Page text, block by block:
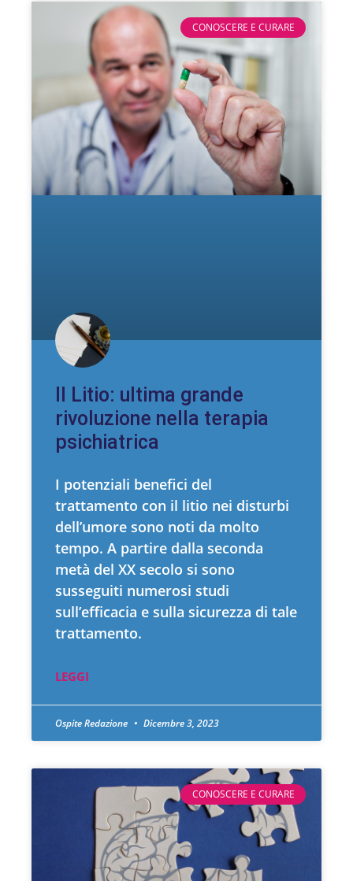
CONOSCERE E CURARE
Il Litio: ultima grande
rivoluzione nella terapia
psichiatrica
I potenziali benefici del
trattamento con il litio nei disturbi
dell’umore sono noti da molto
tempo. A partire dalla seconda
metà del XX secolo si sono
susseguiti numerosi studi
sull’efficacia e sulla sicurezza di tale
trattamento.
LEGGI
Ospite Redazione Dicembre 3, 2023
CONOSCERE E CURARE